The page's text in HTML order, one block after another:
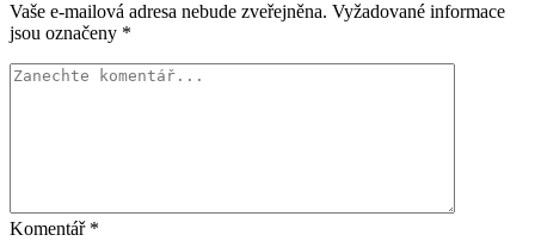
Vaše e-mailová adresa nebude zveřejněna. Vyžadované informace
jsou označeny *
Komentář *